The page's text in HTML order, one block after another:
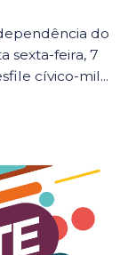
do
sexta-feira, 7
cívico-mil...